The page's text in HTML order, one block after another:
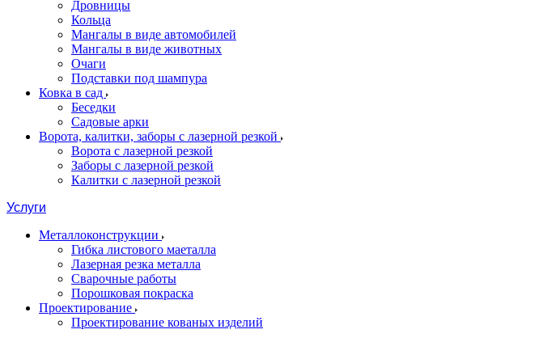
Дровницы
Кольца
Мангалы в виде автомобилей
Мангалы в виде животных
Очаги
Подставки под шампура
Ковка в сад
Беседки
Садовые арки
Ворота, калитки, заборы с лазерной резкой
Ворота с лазерной резкой
Заборы с лазерной резкой
Калитки с лазерной резкой
Услуги
Металлоконструкции
Гибка листового маеталла
Лазерная резка металла
Сварочные работы
Порошковая покраска
Проектирование
Проектирование кованых изделий